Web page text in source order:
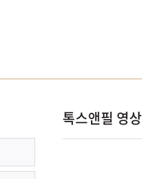
톡스앤필 영상